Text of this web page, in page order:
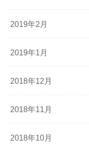
2019年2月
2019年1月
2018年12月
2018年11月
2018年10月